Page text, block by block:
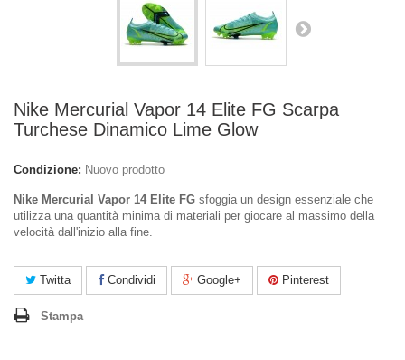
Nike Mercurial Vapor 14 Elite FG Scarpa
Turchese Dinamico Lime Glow
Condizione: Nuovo prodotto
Nike Mercurial Vapor 14 Elite FG sfoggia un design essenziale che
utilizza una quantità minima di materiali per giocare al massimo della
velocità dall'inizio alla fine.
Twitta Condividi Google+ Pinterest
Stampa